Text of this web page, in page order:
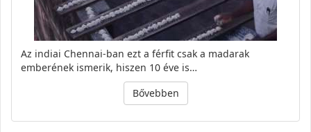
Az indiai Chennai-ban ezt a férfit csak a madarak
emberének ismerik, hiszen 10 éve is…
Bővebben